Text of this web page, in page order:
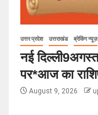
उत्तर प्रदेश उत्तराखंड ब्रेकिंग न्यूज़
नई
पर*आज का
August 9, 2026